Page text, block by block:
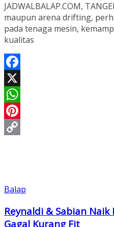
JADWALBALAP.COM,
maupun arena drifting,
pada tenaga mesin,
kualitas
Facebook
X
WhatsApp
Pinterest
Balap
Reynaldi & Sabian
Gagal Kurang Fit